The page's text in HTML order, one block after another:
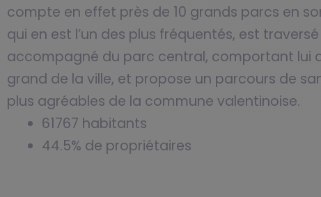
compte en effet près de 10 grands parcs en
qui en est l’un des plus fréquentés, est
accompagné du parc central, comportant lui
grand de la ville, et propose un parcours de
plus agréables de la commune valentinoise.
61767 habitants
44.5% de propriétaires